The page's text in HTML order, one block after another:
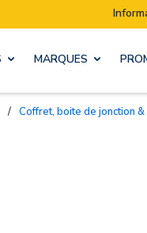
| Déménagement
MARQUES
/ Coffret, boite de jonction